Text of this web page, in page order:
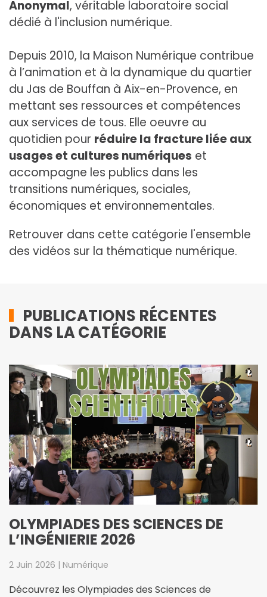
Anonymal, véritable laboratoire social
dédié à l'inclusion numérique.
Depuis 2010, la Maison Numérique contribue
à l’animation et à la dynamique du quartier
du Jas de Bouffan à Aix-en-Provence, en
mettant ses ressources et compétences
aux services de tous. Elle oeuvre au
quotidien pour réduire la fracture liée aux
usages et cultures numériques et
accompagne les publics dans les
transitions numériques, sociales,
économiques et environnementales.
Retrouver dans cette catégorie l'ensemble
des vidéos sur la thématique numérique.
PUBLICATIONS RÉCENTES
DANS LA CATÉGORIE
OLYMPIADES DES SCIENCES DE
L’INGÉNIERIE 2026
2 Juin 2026 | Numérique
Découvrez les Olympiades des Sciences de